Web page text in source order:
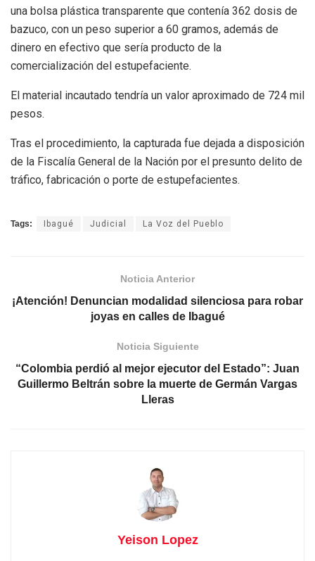
una bolsa plástica transparente que contenía 362 dosis de
bazuco, con un peso superior a 60 gramos, además de
dinero en efectivo que sería producto de la
comercialización del estupefaciente.
El material incautado tendría un valor aproximado de 724 mil
pesos.
Tras el procedimiento, la capturada fue dejada a disposición
de la Fiscalía General de la Nación por el presunto delito de
tráfico, fabricación o porte de estupefacientes.
Tags: Ibagué Judicial La Voz del Pueblo
Noticia Anterior
¡Atención! Denuncian modalidad silenciosa para robar
joyas en calles de Ibagué
Noticia Siguiente
“Colombia perdió al mejor ejecutor del Estado”: Juan
Guillermo Beltrán sobre la muerte de Germán Vargas
Lleras
Yeison Lopez